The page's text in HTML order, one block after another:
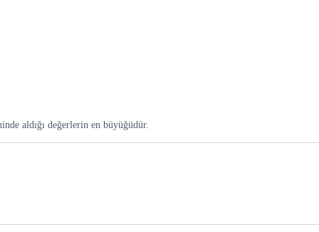
aldığı değerlerin en büyüğüdür.